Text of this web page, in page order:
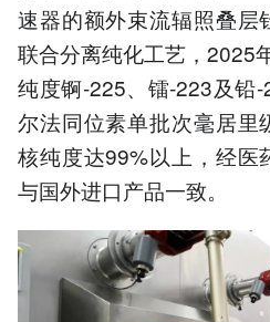
速器的额外束流辐照叠层
联合分离纯化工艺，2025
纯度锕-225、镭-223及铅
尔法同位素单批次毫居里
核纯度达99%以上，经医
与国外进口产品一致。